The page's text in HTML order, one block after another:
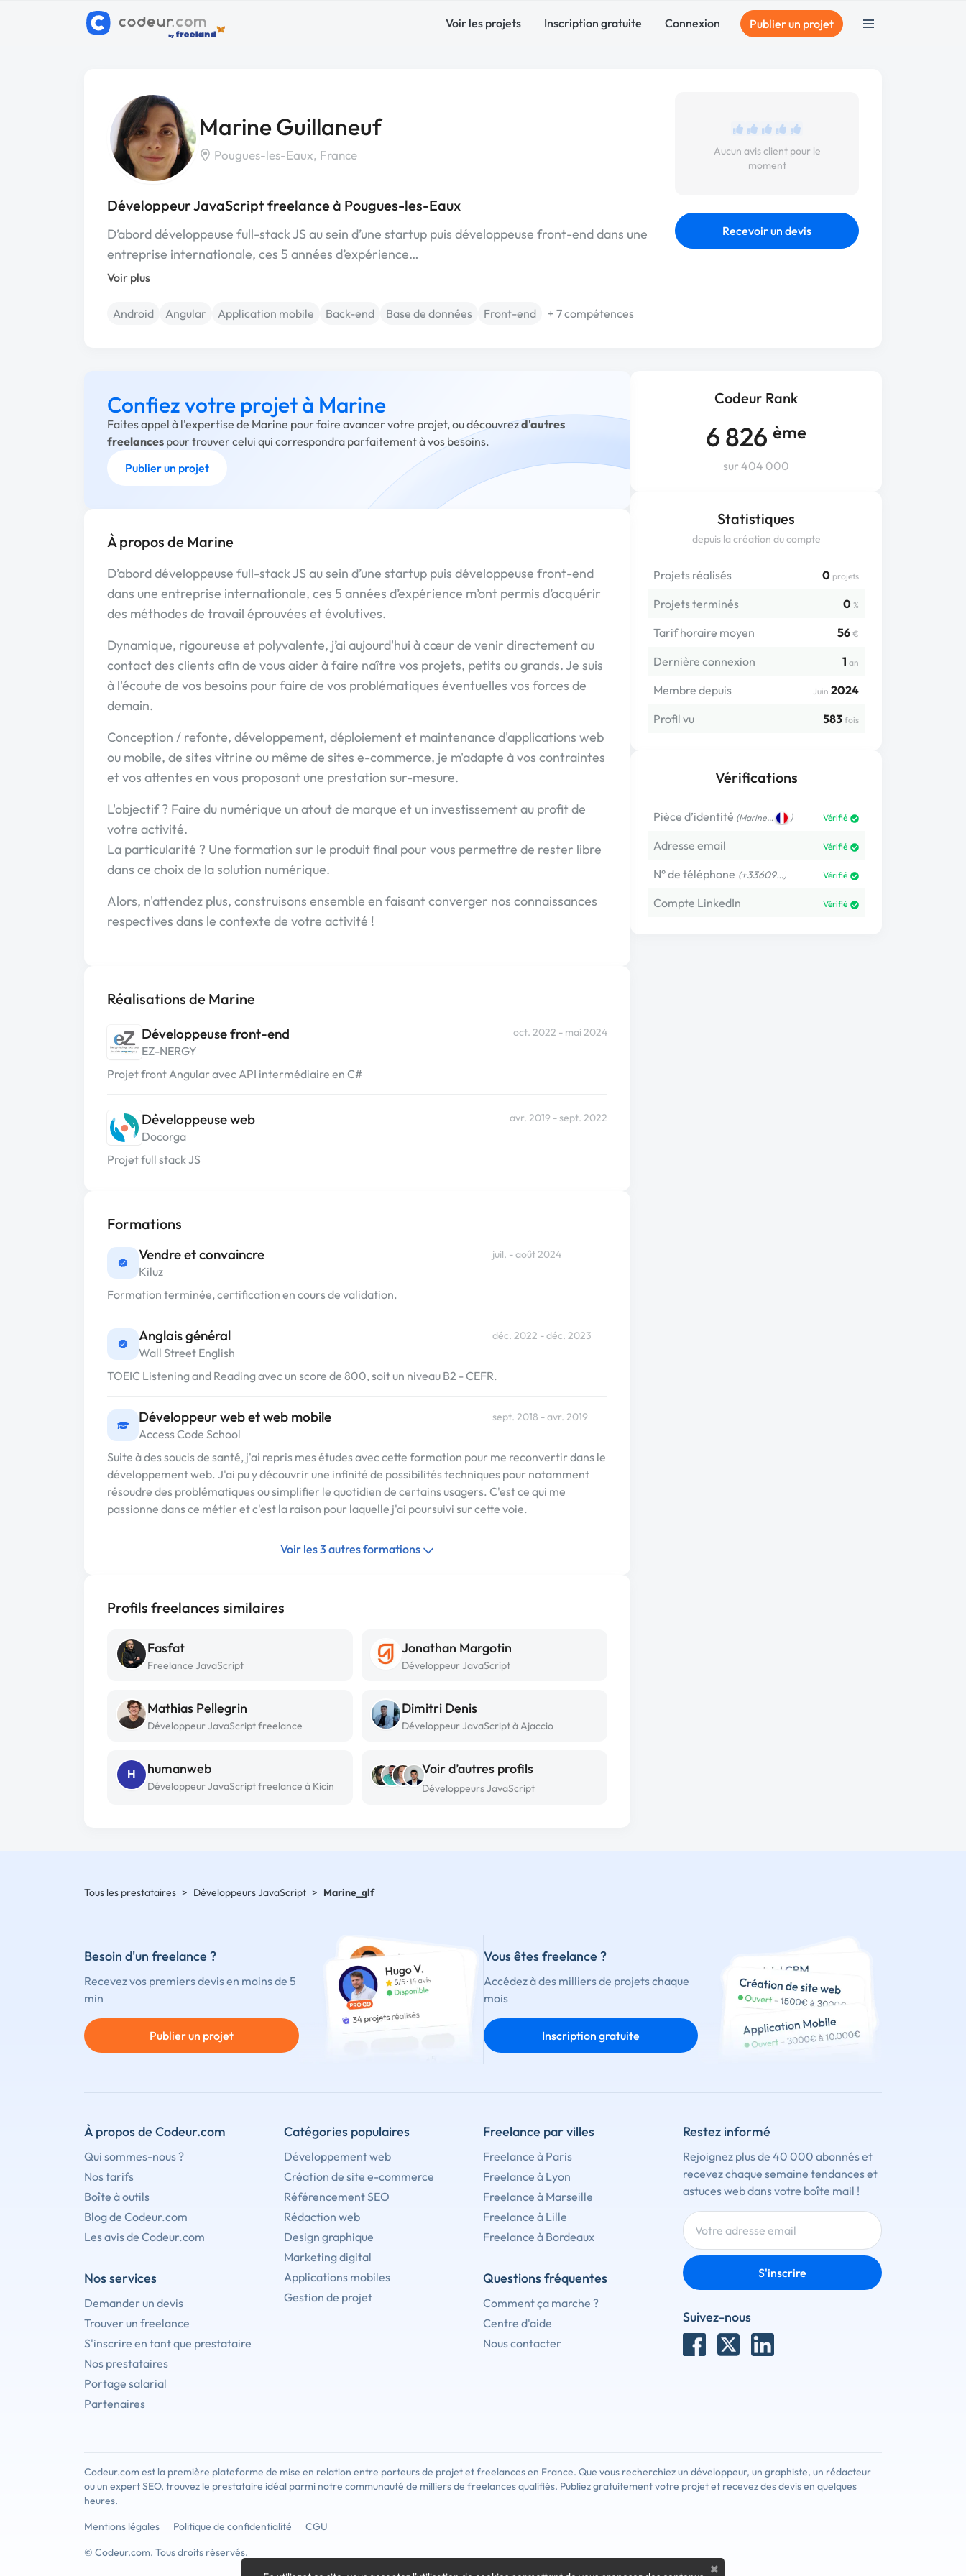
Voir les projets Inscription gratuite Connexion Publier un projet
Marine Guillaneuf
Pougues-les-Eaux, France
Développeur JavaScript freelance à Pougues-les-Eaux
D’abord développeuse full-stack JS au sein d’une startup puis développeuse front-end dans une
entreprise internationale, ces 5 années d’expérience…
Voir plus
Android Angular Application mobile Back-end Base de données Front-end + 7 compétences
Aucun avis client pour le
moment
Recevoir un devis
Codeur Rank
6 826 ème
sur 404 000
Statistiques
depuis la création du compte
Projets réalisés 0 projets
Projets terminés 0 %
Tarif horaire moyen 56 €
Dernière connexion 1 an
Membre depuis Juin 2024
Profil vu
583 fois
Vérifications
Pièce d’identité (Marine… ) Vérifié
Adresse email Vérifié
N° de téléphone (+33609…) Vérifié
Compte LinkedIn Vérifié
Confiez votre projet à Marine
Faites appel à l'expertise de Marine pour faire avancer votre projet, ou découvrezd'autres
freelances pour trouver celui qui correspondra parfaitement à vos besoins.
Publier un projet
À propos de Marine
D’abord développeuse full-stack JS au sein d’une startup puis développeuse front-end
dans une entreprise internationale, ces 5 années d’expérience m’ont permis d’acquérir
des méthodes de travail éprouvées et évolutives.
Dynamique, rigoureuse et polyvalente, j’ai aujourd'hui à cœur de venir directement au
contact des clients afin de vous aider à faire naître vos projets, petits ou grands. Je suis
à l'écoute de vos besoins pour faire de vos problématiques éventuelles vos forces de
demain.
Conception / refonte, développement, déploiement et maintenance d'applications web
ou mobile, de sites vitrine ou même de sites e-commerce, je m'adapte à vos contraintes
et vos attentes en vous proposant une prestation sur-mesure.
L'objectif ? Faire du numérique un atout de marque et un investissement au profit de
votre activité.
La particularité ? Une formation sur le produit final pour vous permettre de rester libre
dans ce choix de la solution numérique.
Alors, n'attendez plus, construisons ensemble en faisant converger nos connaissances
respectives dans le contexte de votre activité !
Réalisations de Marine
Développeuse front-end
EZ-NERGY
oct. 2022 - mai 2024
Projet front Angular avec API intermédiaire en C#
Développeuse web
Docorga
avr. 2019 - sept. 2022
Projet full stack JS
Formations
Vendre et convaincre
Kiluz
juil. - août 2024
Formation terminée, certification en cours de validation.
Anglais général
Wall Street English
déc. 2022 - déc. 2023
TOEIC Listening and Reading avec un score de 800, soit un niveau B2 - CEFR.
Développeur web et web mobile
Access Code School
sept. 2018 - avr. 2019
Suite à des soucis de santé, j'ai repris mes études avec cette formation pour me reconvertir dans le
développement web. J'ai pu y découvrir une infinité de possibilités techniques pour notamment
résoudre des problématiques ou simplifier le quotidien de certains usagers. C'est ce qui me
passionne dans ce métier et c'est la raison pour laquelle j'ai poursuivi sur cette voie.
Voir les 3 autres formations
Profils freelances similaires
Fasfat
Freelance JavaScript
Jonathan Margotin
Développeur JavaScript
Mathias Pellegrin
Développeur JavaScript freelance
Dimitri Denis
Développeur JavaScript à Ajaccio
H humanweb
Développeur JavaScript freelance à Kicin
Voir d’autres profils
Développeurs JavaScript
Tous les prestataires > Développeurs JavaScript > Marine_glf
Besoin d'un freelance ?
Recevez vos premiers devis en moins de 5
min
Publier un projet
Vous êtes freelance ?
Accédez à des milliers de projets chaque
mois
Inscription gratuite
À propos de Codeur.com
Qui sommes-nous ?
Nos tarifs
Boîte à outils
Blog de Codeur.com
Les avis de Codeur.com
Nos services
Demander un devis
Trouver un freelance
S'inscrire en tant que prestataire
Nos prestataires
Portage salarial
Partenaires
Catégories populaires
Développement web
Création de site e-commerce
Référencement SEO
Rédaction web
Design graphique
Marketing digital
Applications mobiles
Gestion de projet
Freelance par villes
Freelance à Paris
Freelance à Lyon
Freelance à Marseille
Freelance à Lille
Freelance à Bordeaux
Questions fréquentes
Comment ça marche ?
Centre d'aide
Nous contacter
Restez informé
Rejoignez plus de 40 000 abonnés et
recevez chaque semaine tendances et
astuces web dans votre boîte mail !
S'inscrire
Suivez-nous
Codeur.com est la première plateforme de mise en relation entre porteurs de projet et freelances en France. Que vous recherchiez un développeur, un graphiste, un rédacteur
ou un expert SEO, trouvez le prestataire idéal parmi notre communauté de milliers de freelances qualifiés. Publiez gratuitement votre projet et recevez des devis en quelques
heures.
Mentions légales
Politique de confidentialité
CGU
© Codeur.com. Tous droits réservés.
×